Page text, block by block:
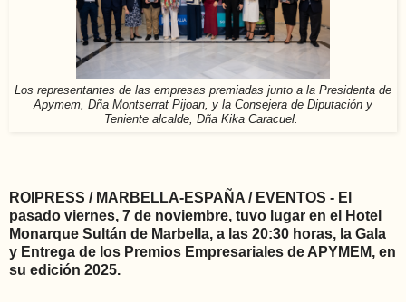
Los representantes de las empresas premiadas junto a la Presidenta de
Apymem, Dña Montserrat Pijoan, y la Consejera de Diputación y
Teniente alcalde, Dña Kika Caracuel.
ROIPRESS / MARBELLA-ESPAÑA / EVENTOS - El
pasado viernes, 7 de noviembre, tuvo lugar en el Hotel
Monarque Sultán de Marbella, a las 20:30 horas, la Gala
y Entrega de los Premios Empresariales de APYMEM, en
su edición 2025.